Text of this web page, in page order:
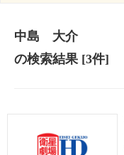
中島 大介
の検索結果[3件]